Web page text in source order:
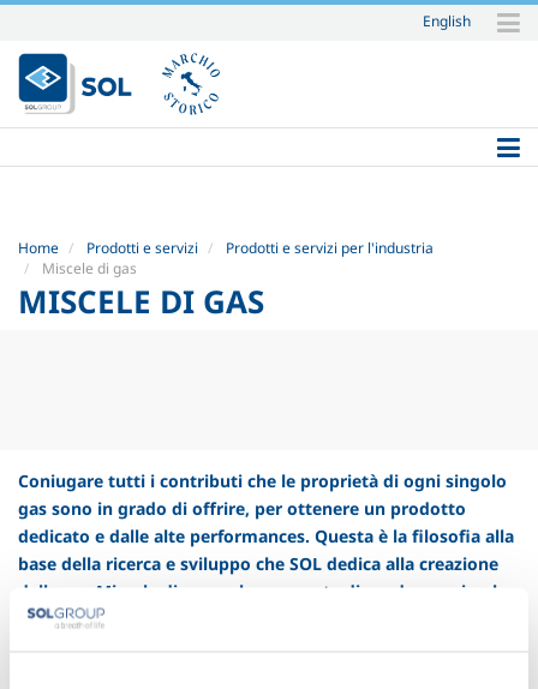
Salta
ai
contenuti.
|
alla
English
Home Prodotti e servizi
Prodotti e servizi per l'industria
Miscele di gas
MISCELE DI GAS
Coniugare tutti i contributi che le proprietà di ogni singolo
gas sono in grado di offrire, per ottenere un prodotto
dedicato e dalle alte performances. Questa è la filosofia alla
base della ricerca e sviluppo che SOL dedica alla creazione
delle sue Miscele di gas e che consente di produrre miscele
precise fino all’ordine delle ppb. SOL è da sempre attenta